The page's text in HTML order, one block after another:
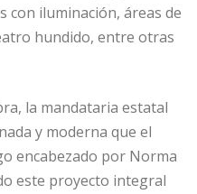
con iluminación, áreas de
hundido, entre otras
la mandataria estatal
y moderna que el
encabezado por Norma
este proyecto integral